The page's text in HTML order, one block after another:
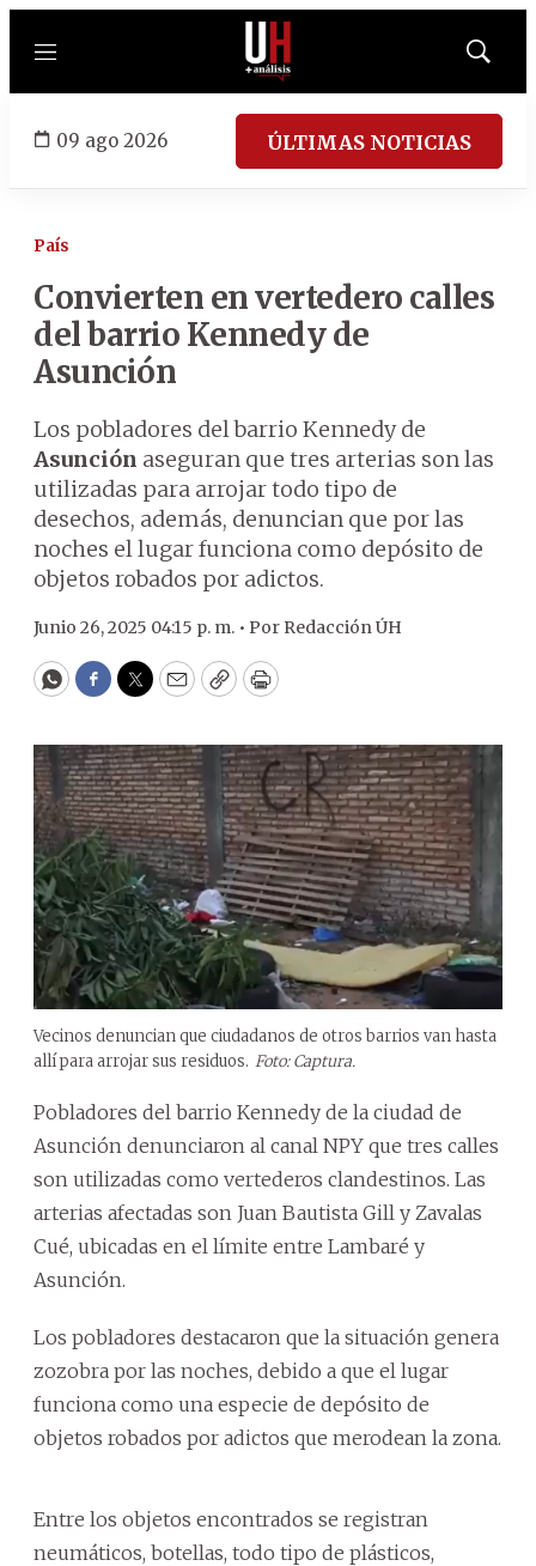
Menú
Mostrar
09 ago 2026 ÚLTIMAS NOTICIAS
País
Convierten en vertedero calles
del barrio Kennedy de
Asunción
Los pobladores del barrio Kennedy de
Asunción aseguran que tres arterias son las
utilizadas para arrojar todo tipo de
desechos, además, denuncian que por las
noches el lugar funciona como depósito de
objetos robados por adictos.
Junio 26, 2025 04:15 p. m. • Por Redacción ÚH
WhatsApp
Facebook
Twitter
EmailCopyPrint
Vecinos denuncian que ciudadanos de otros barrios van hasta
allí para arrojar sus residuos. Foto: Captura.
Pobladores del barrio Kennedy de la ciudad de
Asunción denunciaron al canal NPY que tres calles
son utilizadas como vertederos clandestinos. Las
arterias afectadas son Juan Bautista Gill y Zavalas
Cué, ubicadas en el límite entre Lambaré y
Asunción.
Los pobladores destacaron que la situación genera
zozobra por las noches, debido a que el lugar
funciona como una especie de depósito de
objetos robados por adictos que merodean la zona.
Entre los objetos encontrados se registran
neumáticos, botellas, todo tipo de plásticos,